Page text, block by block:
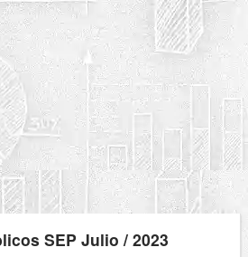
SEP Julio / 2023